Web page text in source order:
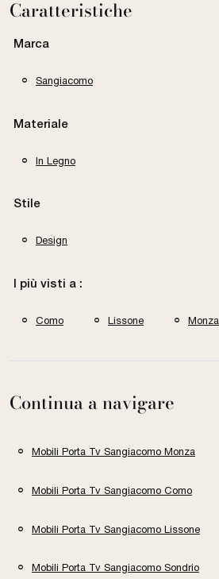
Caratteristiche
Marca
Sangiacomo
Materiale
In Legno
Stile
Design
I più visti a :
Como Lissone Monza
Continua a navigare
Mobili Porta Tv Sangiacomo Monza
Mobili Porta Tv Sangiacomo Como
Mobili Porta Tv Sangiacomo Lissone
Mobili Porta Tv Sangiacomo Sondrio